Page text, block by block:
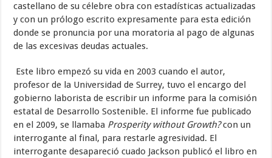
castellano de su célebre obra con estadísticas actualizadas
y con un prólogo escrito expresamente para esta edición
donde se pronuncia por una moratoria al pago de algunas
de las excesivas deudas actuales.
Este libro empezó su vida en 2003 cuando el autor,
profesor de la Universidad de Surrey, tuvo el encargo del
gobierno laborista de escribir un informe para la comisión
estatal de Desarrollo Sostenible. El informe fue publicado
en el 2009, se llamaba Prosperity without Growth?con un
interrogante al final, para restarle agresividad. El
interrogante desapareció cuado Jackson publicó el libro en